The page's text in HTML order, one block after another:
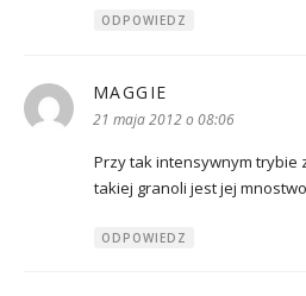
ODPOWIEDZ
MAGGIE
21 maja 2012 o 08:06
Przy tak intensywnym trybie
takiej granoli jest jej
ODPOWIEDZ